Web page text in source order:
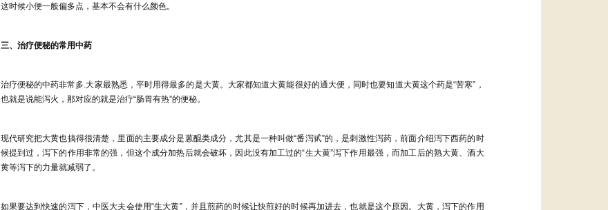
这时候小便一般偏多点，基本不会有什么颜色。
三、 治疗便秘的常用中药
治疗便秘的中药非常多.大家最熟悉，平时用得最多的是大黄。大家都知道大黄能很好的通大便，同时也要知道大黄这个药是“苦寒” ，
也就是说能泻火，那对应的就是治疗“肠胃有热”的便秘。
现代研究把大黄也搞得很清楚，里面的主要成分是蒽醌类成分，尤其是一种叫做“番泻甙”的，是刺激性泻药，前面介绍泻下西药的时
候提到过，泻下的作用非常的强，但这个成分加热后就会破坏，因此没有加工过的“生大黄”泻下作用最强，而加工后的熟大黄、酒大
黄等泻下的力量就减弱了。
如果要达到快速的泻下，中医大夫会使用“生大黄”，并且煎药的时候让快煎好的时候再加进去，也就是这个原因。大黄，泻下的作用